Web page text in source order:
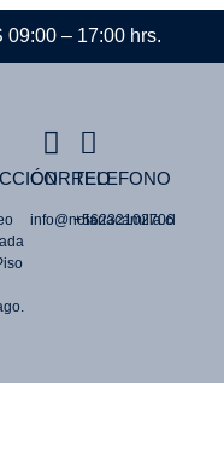
– 17:00 hrs.
CORREO
info@notariacamilla.cl
TELEFONO
+56232102706